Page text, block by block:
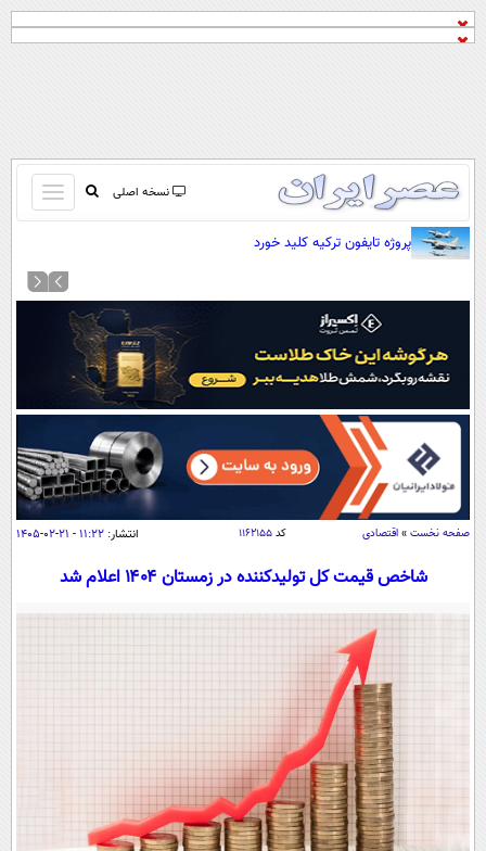
نسخه اصلی
باز
و
کردن
منو
صفحه اول
آرشیو
نظرسنجی
آب و هوا
اوقات شرعی
سواد زندگی
اقتصاد
جامعه
محیط زیست
سفر و تفریح
فناوری و It
علمی
اخبار کریپتو
قرآن
گوناگون
سرگرمی
فیلم
پروژه تایفون ترکیه کلید خورد
صفحه نخست » اقتصادی کد۱۱۶۲۱۵۵ انتشار: ۱۱:۲۲ - ۲۱-۰۲-۱۴۰۵
شاخص قیمت کل تولیدکننده در زمستان ۱۴۰۴ اعلام شد